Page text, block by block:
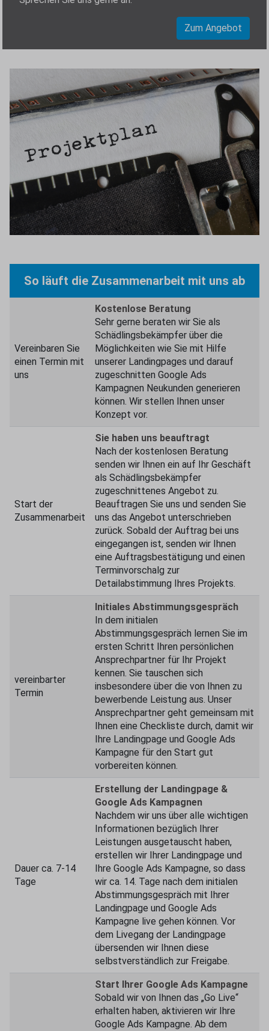
Zum Angebot
So läuft die Zusammenarbeit mit uns ab
Vereinbaren Sie
einen Termin mit
uns
Kostenlose Beratung
Sehr gerne beraten wir Sie als
Schädlingsbekämpfer über die
Möglichkeiten wie Sie mit Hilfe
unserer Landingpages und darauf
zugeschnitten Google Ads
Kampagnen Neukunden generieren
können. Wir stellen Ihnen unser
Konzept vor.
Start der
Zusammenarbeit
Sie haben uns beauftragt
Nach der kostenlosen Beratung
senden wir Ihnen ein auf Ihr Geschäft
als Schädlingsbekämpfer
zugeschnittenes Angebot zu.
Beauftragen Sie uns und senden Sie
uns das Angebot unterschrieben
zurück. Sobald der Auftrag bei uns
eingegangen ist, senden wir Ihnen
eine Auftragsbestätigung und einen
Terminvorschalg zur
Detailabstimmung Ihres Projekts.
vereinbarter
Termin
Initiales Abstimmungsgespräch
In dem initialen
Abstimmungsgespräch lernen Sie im
ersten Schritt Ihren persönlichen
Ansprechpartner für Ihr Projekt
kennen. Sie tauschen sich
insbesondere über die von Ihnen zu
bewerbende Leistung aus. Unser
Ansprechpartner geht gemeinsam mit
Ihnen eine Checkliste durch, damit wir
Ihre Landingpage und Google Ads
Kampagne für den Start gut
vorbereiten können.
Dauer ca. 7-14
Tage
Erstellung der Landingpage &
Google Ads Kampagnen
Nachdem wir uns über alle wichtigen
Informationen bezüglich Ihrer
Leistungen ausgetauscht haben,
erstellen wir Ihrer Landingpage und
Ihre Google Ads Kampagne, so dass
wir ca. 14. Tage nach dem initialen
Abstimmungsgespräch mit Ihrer
Landingpage und Google Ads
Kampagne live gehen können. Vor
dem Livegang der Landingpage
übersenden wir Ihnen diese
selbstverständlich zur Freigabe.
Start Ihrer Google Ads Kampagne
Sobald wir von Ihnen das „Go Live“
erhalten haben, aktivieren wir Ihre
Google Ads Kampagne. Ab dem